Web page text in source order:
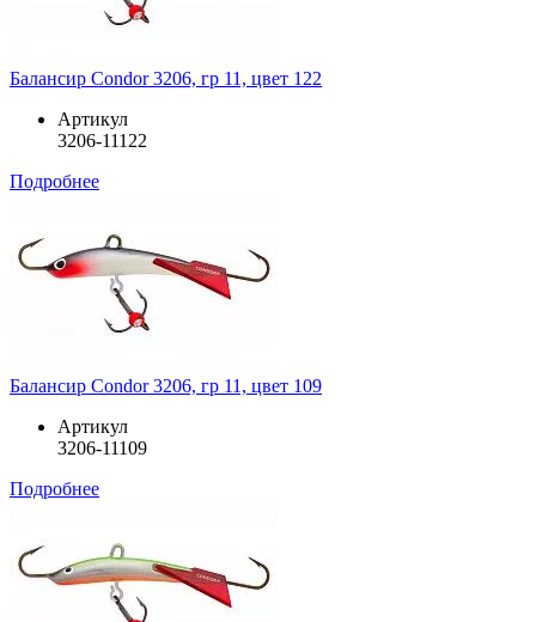
Балансир Condor 3206, гр 11, цвет 122
Артикул
3206-11122
Подробнее
Балансир Condor 3206, гр 11, цвет 109
Артикул
3206-11109
Подробнее